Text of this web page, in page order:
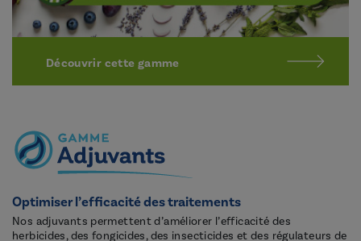
Découvrir cette gamme
Optimiser l’efficacité des traitements
Nos adjuvants permettent d’améliorer l’efficacité des
herbicides, des fongicides, des insecticides et des régulateurs de